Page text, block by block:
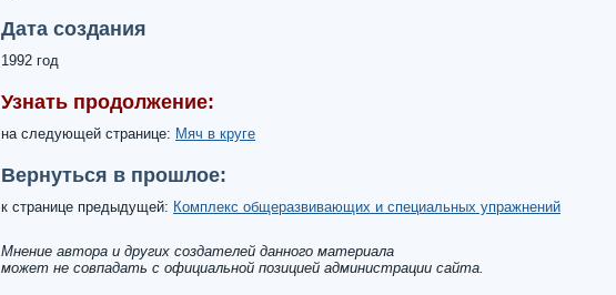
Дата создания
1992 год
Узнать продолжение:
на следующей странице: Мяч в круге
Вернуться в прошлое:
к странице предыдущей: Комплекс общеразвивающих и специальных упражнений
Мнение автора и других создателей данного материала
может не совпадать с официальной позицией администрации сайта.